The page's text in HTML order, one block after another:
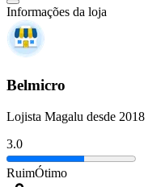
Informações da loja
Belmicro
Lojista Magalu desde 2018
3.0
RuimÓtimo